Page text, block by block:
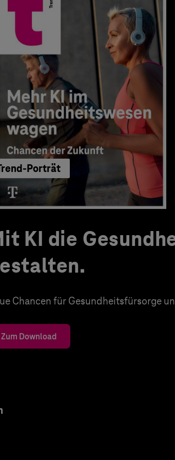
Porträt
KI die
Chancen für Gesundheitsfürsorge
Zum Download